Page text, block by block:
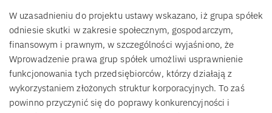
W uzasadnieniu do projektu ustawy wskazano, iż grupa spółek
odniesie skutki w zakresie społecznym, gospodarczym,
finansowym i prawnym, w szczególności wyjaśniono, że
Wprowadzenie prawa grup spółek umożliwi usprawnienie
funkcjonowania tych przedsiębiorców, którzy działają z
wykorzystaniem złożonych struktur korporacyjnych. To zaś
powinno przyczynić się do poprawy konkurencyjności i